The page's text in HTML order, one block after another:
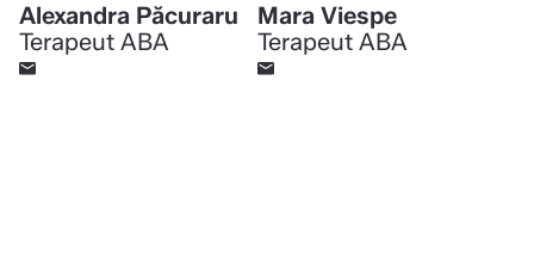
Alexandra Păcuraru
Terapeut ABA
Mara Viespe
Terapeut ABA